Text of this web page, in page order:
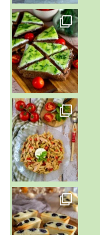
~ SALADE DE PÂTES AUX DEUX TOMATES THON ET BURRA
~ FINANCIERS MYRTILLES ET CITRON ~
Aujourd'hu